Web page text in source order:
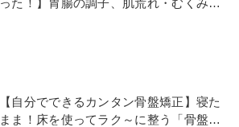
った！】胃腸の調子、肌荒れ・むくみが
【自分でできるカンタン骨盤矯正】寝た
まま！床を使ってラク～に整う「骨盤後